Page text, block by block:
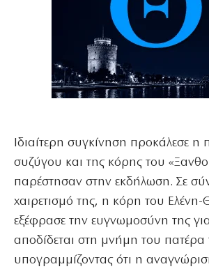
Ιδιαίτερη συγκίνηση προκάλεσε η
συζύγου και της κόρης του
παρέστησαν στην εκδήλωση. Σε
χαιρετισμό της, η κόρη του
εξέφρασε την ευγνωμοσύνη της
αποδίδεται στη μνήμη του πατέρα
υπογραμμίζοντας ότι η